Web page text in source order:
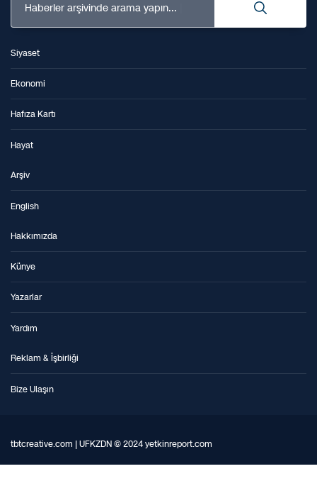
Haberler arşivinde arama yapın...
Siyaset
Ekonomi
Hafıza Kartı
Hayat
Arşiv
English
Hakkımızda
Künye
Yazarlar
Yardım
Reklam & İşbirliği
Bize Ulaşın
tbtcreative.com | UFKZDN © 2024 yetkinreport.com